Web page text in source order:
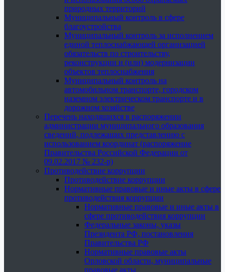
природных территорий
Муниципальный контроль в сфере
благоустройства
Муниципальный контроль за исполнением
единой теплоснабжающей организацией
обязательств по строительству,
реконструкции и (или) модернизации
объектов теплоснабжения
Муниципальный контроль на
автомобильном транспорте, городском
наземном электрическом транспорте и в
дорожном хозяйстве
Перечень находящихся в распоряжении
администрации муниципального образования
сведений, подлежащих представлению с
использованием координат (распоряжение
Правительства Российской Федерации от
09.02.2017 № 232-р)
Противодействие коррупции
Противодействие коррупции
Нормативные правовые и иные акты в сфере
противодействия коррупции
Нормативные правовые и иные акты в
сфере противодействия коррупции
Федеральные законы, указы
Президента РФ, постановления
Правительства РФ
Нормативные правовые акты
Орловской области, муниципальные
правовые акты